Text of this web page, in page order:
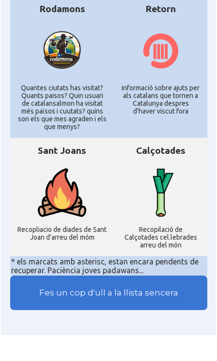
Rodamons
Quantes ciutats has visitat?
Quants paisos? Quin usuari
de catalansalmon ha visitat
més països i cuutats? quins
son els que mes agraden i els
que menys?
Retorn
informació sobre ajuts per
als catalans que tornen a
Catalunya despres
d'haver viscut fora
Sant Joans
Recopliacio de diades de Sant
Joan d'arreu del móm
Calçotades
Recopilació de
Calçotades cel.lebrades
arreu del món
* els marcats amb asterisc, estan encara pendents de
recuperar. Paciència joves padawans...
Fes un cop d'ull a la llista sencera